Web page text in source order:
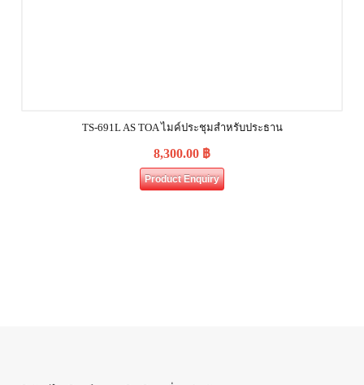
TS-691L AS TOA ไมค์ประชุมสำหรับประธาน
8,300.00 ฿
Product Enquiry